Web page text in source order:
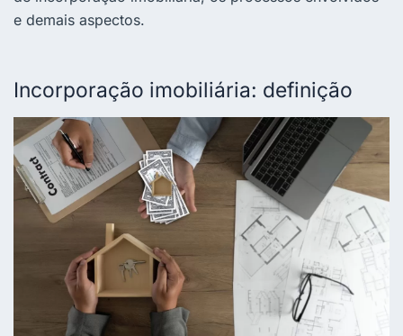
e demais aspectos.
Incorporação imobiliária: definição